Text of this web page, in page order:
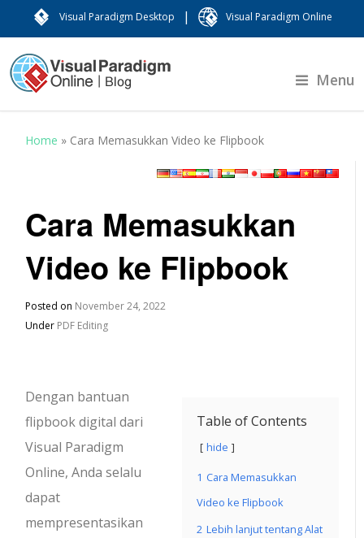
Visual Paradigm Desktop | Visual Paradigm Online
Menu
Home » Cara Memasukkan Video ke Flipbook
Cara Memasukkan
Video ke Flipbook
Posted on November 24, 2022
Under PDF Editing
Table of Contents
hide
1 Cara Memasukkan
Video ke Flipbook
2 Lebih lanjut tentang Alat
Dengan bantuan
flipbook digital dari
Visual Paradigm
Online, Anda selalu
dapat
mempresentasikan